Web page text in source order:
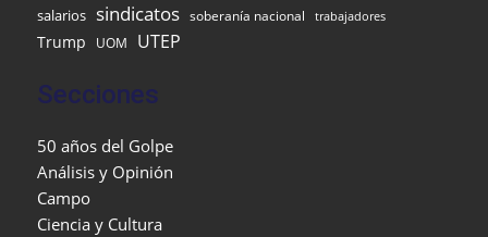
salarios sindicatos soberanía nacional trabajadores
Trump UOM UTEP
Secciones
50 años del Golpe
Análisis y Opinión
Campo
Ciencia y Cultura